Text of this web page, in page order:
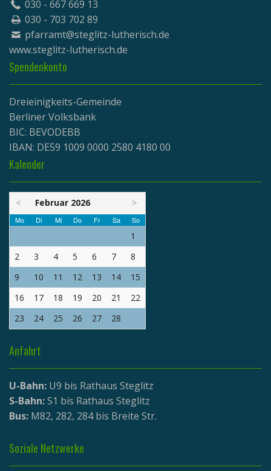
030 - 667 669 13
030 - 703 702 89
pfarramt@steglitz-lutherisch.de
www.steglitz-lutherisch.de
Spendenkonto
Dreieinigkeits-Gemeinde
Berliner Volksbank
BIC: BEVODEBB
IBAN: DE59 1009 0000 2580 4180 00
Kalender
< Februar 2026 >
Mo Di Mi Do Fr Sa So
1
2
3 4 5 6 7
8
9
10 11 12 13 14
15
16
17 18 19 20 21
22
23
24 25 26 27 28
Anfahrt
U-Bahn: U9 bis Rathaus Steglitz
S-Bahn:S1 bis Rathaus Steglitz
Bus: M82, 282, 284 bis Breite Str.
Soziale Netzwerke